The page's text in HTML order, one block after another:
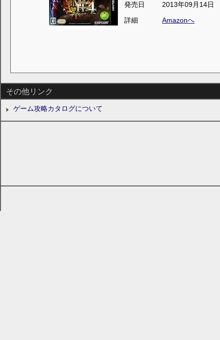
発売日
2013年09月14日
詳細
Amazonへ
その他リンク
ゲーム攻略カタログについて